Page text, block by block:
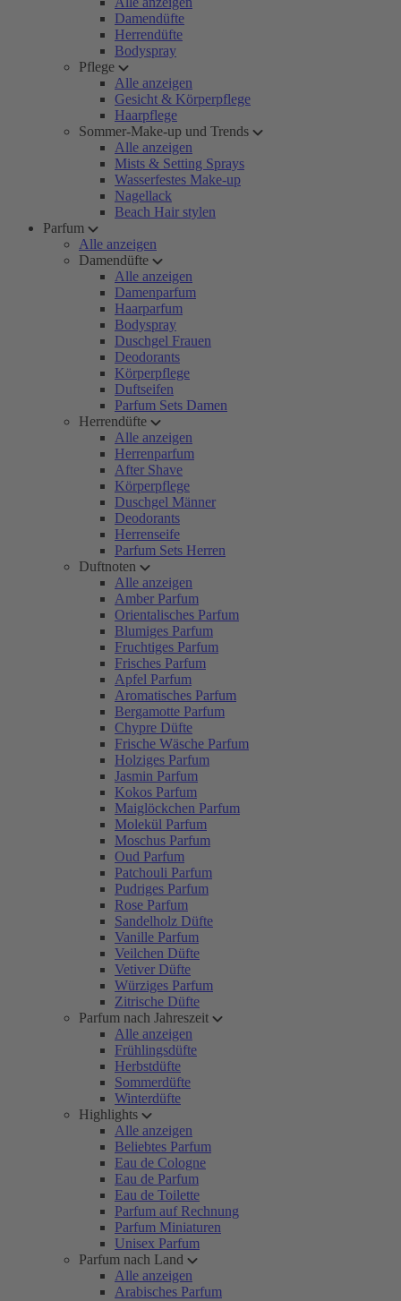
Damendüfte
Herrendüfte
Bodyspray
Pflege
Alle anzeigen
Gesicht & Körperpflege
Haarpflege
Sommer-Make-up und Trends
Alle anzeigen
Mists & Setting Sprays
Wasserfestes Make-up
Nagellack
Beach Hair stylen
Parfum
Alle anzeigen
Damendüfte
Alle anzeigen
Damenparfum
Haarparfum
Bodyspray
Duschgel Frauen
Deodorants
Körperpflege
Duftseifen
Parfum Sets Damen
Herrendüfte
Alle anzeigen
Herrenparfum
After Shave
Körperpflege
Duschgel Männer
Deodorants
Herrenseife
Parfum Sets Herren
Duftnoten
Alle anzeigen
Amber Parfum
Orientalisches Parfum
Blumiges Parfum
Fruchtiges Parfum
Frisches Parfum
Apfel Parfum
Aromatisches Parfum
Bergamotte Parfum
Chypre Düfte
Frische Wäsche Parfum
Holziges Parfum
Jasmin Parfum
Kokos Parfum
Maiglöckchen Parfum
Molekül Parfum
Moschus Parfum
Oud Parfum
Patchouli Parfum
Pudriges Parfum
Rose Parfum
Sandelholz Düfte
Vanille Parfum
Veilchen Düfte
Vetiver Düfte
Würziges Parfum
Zitrische Düfte
Parfum nach Jahreszeit
Alle anzeigen
Frühlingsdüfte
Herbstdüfte
Sommerdüfte
Winterdüfte
Highlights
Alle anzeigen
Beliebtes Parfum
Eau de Cologne
Eau de Parfum
Eau de Toilette
Parfum auf Rechnung
Parfum Miniaturen
Unisex Parfum
Parfum nach Land
Alle anzeigen
Arabisches Parfum